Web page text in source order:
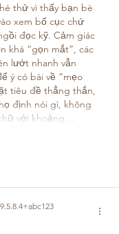
thử vì thấy bạn bè
xem bố cục chứ
đọc kỹ. Cảm giác
khá “gọn mắt”, các
lướt nhanh vẫn
ý có bài về “mẹo
tiêu đề thẳng thắn,
định nói gì, không
với khoảng…